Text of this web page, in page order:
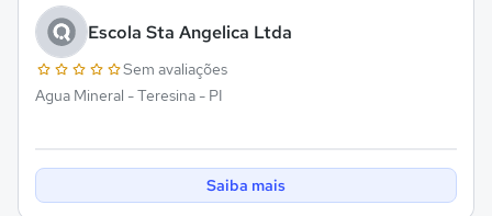
Escola Sta Angelica Ltda
Sem avaliações
Agua Mineral - Teresina - PI
Saiba mais